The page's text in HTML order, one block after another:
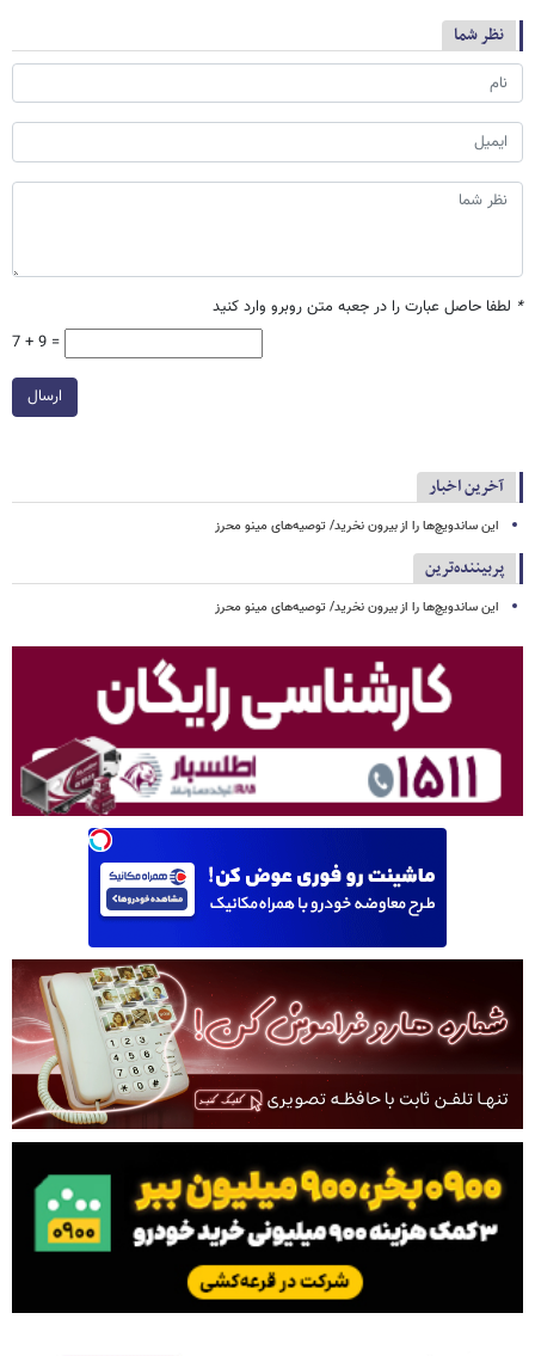
نظر شما
* لطفا حاصل عبارت را در جعبه متن روبرو وارد کنید
7 + 9 =
ارسال
آخرین اخبار
این ساندویچ‌ها را از بیرون نخرید/ توصیه‌های مینو محرز
پربیننده‌ترین
این ساندویچ‌ها را از بیرون نخرید/ توصیه‌های مینو محرز